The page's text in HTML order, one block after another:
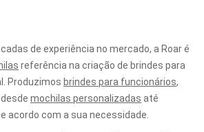
de experiência no mercado, a Roar é
referência na criação de brindes para
Produzimos brindes para funcionários,
mochilas personalizadas até
acordo com a sua necessidade.